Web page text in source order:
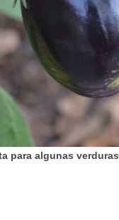
para algunas verduras